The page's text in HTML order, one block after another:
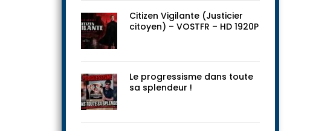
Citizen Vigilante (Justicier
citoyen) – VOSTFR – HD 1920P
Le progressisme dans toute
sa splendeur !